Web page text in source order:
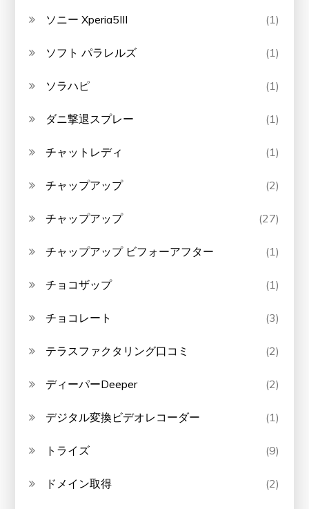
ソニー Xperia5III (1)
ソフト パラレルズ (1)
ソラハピ (1)
ダニ撃退スプレー (1)
チャットレディ (1)
チャップアップ (2)
チャップアップ (27)
チャップアップ ビフォーアフター (1)
チョコザップ (1)
チョコレート (3)
テラスファクタリング口コミ (2)
ディーパーDeeper (2)
デジタル変換ビデオレコーダー (1)
トライズ (9)
ドメイン取得 (2)